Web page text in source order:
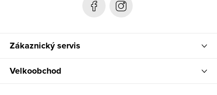
Zákaznický servis
Velkoobchod